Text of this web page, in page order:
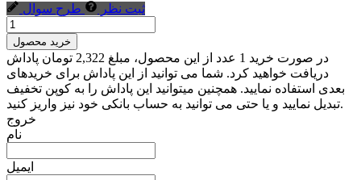
ثبت نظر
طرح سوال
خرید محصول
در صورت خرید 1 عدد از این محصول، مبلغ 2,322 تومان پاداش
دریافت خواهید کرد. شما می توانید از این پاداش برای خریدهای
بعدی استفاده نمایید. همچنین میتوانید این پاداش را به کوپن تخفیف
تبدیل نمایید و یا حتی می توانید به حساب بانکی خود نیز واریز کنید.
خروج
نام
ایمیل